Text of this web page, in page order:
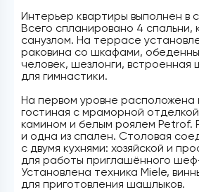
Интерьер квартиры выполнен в
Всего спланировано 4 спальни,
санузлом. На террасе
раковина со шкафами,
человек, шезлонги, встроенная
для гимнастики.
На первом уровне расположена
гостиная с мраморной
камином и белым роялем Petrof.
и одна из спален. Столовая
с двумя кухнями: хозяйской и
для работы приглашённого
Установлена техника Miele,
для приготовления шашлыков.